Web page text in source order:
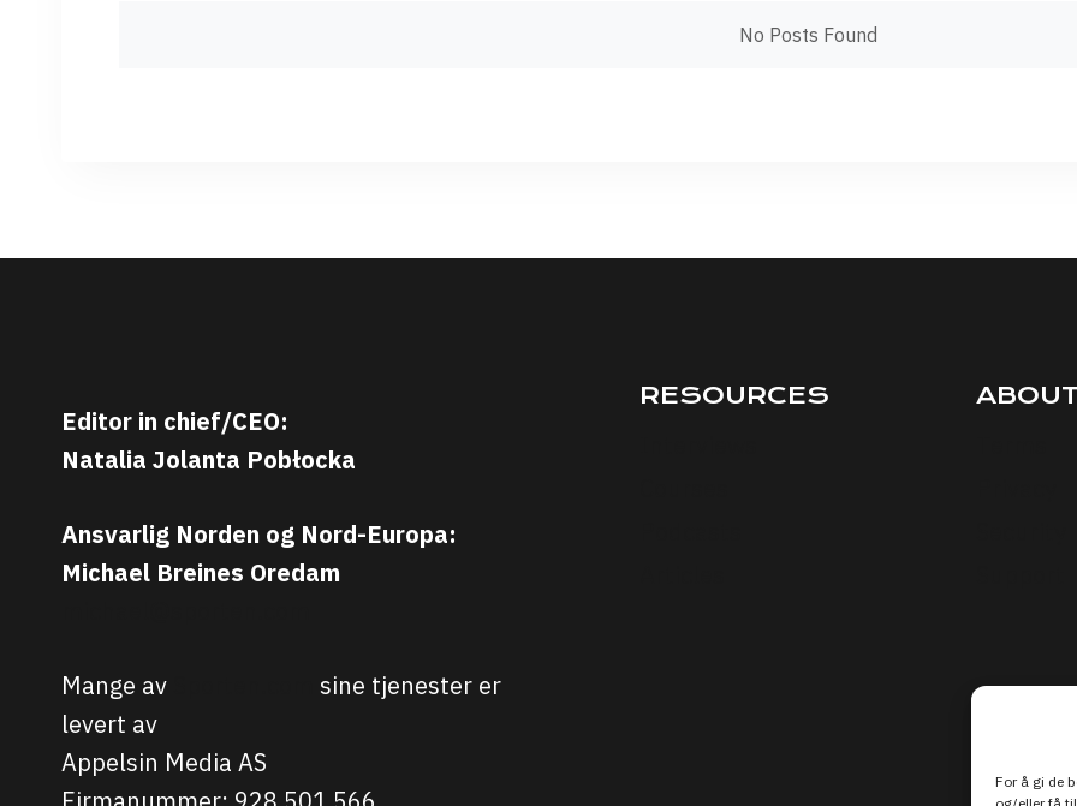
For å gi de
No Posts Found
Editor in chief/CEO:
Natalia Jolanta Pobłocka
Ansvarlig Norden og Nord-Europa:
Michael Breines Oredam
Mange av
sine tjenester er
levert av
Appelsin Media AS
RESOURCES